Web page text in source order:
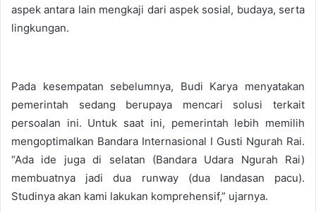
aspek antara lain mengkaji dari aspek sosial, budaya, serta
lingkungan.
Pada kesempatan sebelumnya, Budi Karya menyatakan
pemerintah sedang berupaya mencari solusi terkait
persoalan ini. Untuk saat ini, pemerintah lebih memilih
mengoptimalkan Bandara Internasional I Gusti Ngurah Rai.
“Ada ide juga di selatan (Bandara Udara Ngurah Rai)
membuatnya jadi dua runway (dua landasan pacu).
Studinya akan kami lakukan komprehensif,” ujarnya.